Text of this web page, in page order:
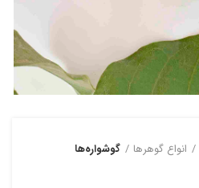
انواع گوهرها گوشواره‌ها